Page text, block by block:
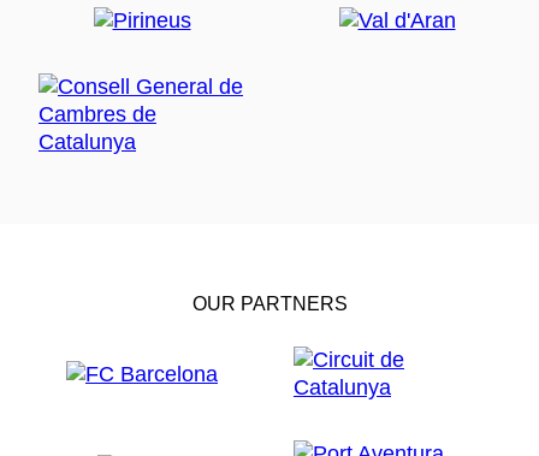
OUR PARTNERS